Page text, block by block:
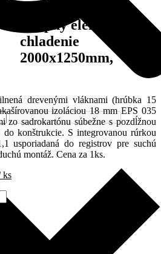
stropný element
chladenie
2000x1250mm,
drevenými vláknami (hrúbka 15
izoláciou 18 mm EPS 035
zo sadrokartónu súbežne s pozdĺžnou
konštrukcie. S integrovanou rúrkou
usporiadaná do registrov pre suchú
montáž. Cena za 1ks.
ks